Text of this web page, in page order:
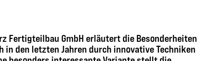
Fertigteilbau GmbH erläutert die Besonderheiten
den letzten Jahren durch innovative Techniken